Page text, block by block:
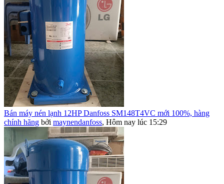
Bán máy nén lạnh 12HP Danfoss SM148T4VC mới 100%, hàng
chính hãng bởi maynendanfoss, Hôm nay lúc 15:29